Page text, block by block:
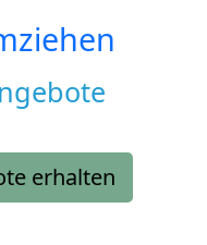
erhalten